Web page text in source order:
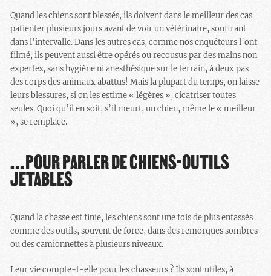
Quand les chiens sont blessés, ils doivent dans le meilleur des cas
patienter plusieurs jours avant de voir un vétérinaire, souffrant
dans l’intervalle. Dans les autres cas, comme nos enquêteurs l’ont
filmé, ils peuvent aussi être opérés ou recousus par des mains non
expertes, sans hygiène ni anesthésique sur le terrain, à deux pas
des corps des animaux abattus! Mais la plupart du temps, on laisse
leurs blessures, si on les estime « légères », cicatriser toutes
seules. Quoi qu’il en soit, s’il meurt, un chien, même le « meilleur
», se remplace.
…POUR PARLER DE CHIENS-OUTILS
JETABLES
Quand la chasse est finie, les chiens sont une fois de plus entassés
comme des outils, souvent de force, dans des remorques sombres
ou des camionnettes à plusieurs niveaux.
Leur vie compte-t-elle pour les chasseurs ? Ils sont utiles, à